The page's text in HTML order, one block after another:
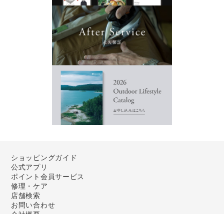
ショッピングガイド
公式アプリ
ポイント会員サービス
修理・ケア
店舗検索
お問い合わせ